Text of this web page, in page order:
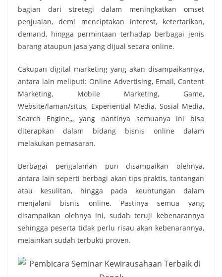
bagian dari stretegi dalam meningkatkan omset
penjualan, demi menciptakan interest, ketertarikan,
demand, hingga permintaan terhadap berbagai jenis
barang ataupun jasa yang dijual secara online.
Cakupan digital marketing yang akan disampaikannya,
antara lain meliputi: Online Advertising, Email, Content
Marketing, Mobile Marketing, Game,
Website/laman/situs, Experiential Media, Sosial Media,
Search Engine,,, yang nantinya semuanya ini bisa
diterapkan dalam bidang bisnis online dalam
melakukan pemasaran.
Berbagai pengalaman pun disampaikan olehnya,
antara lain seperti berbagi akan tips praktis, tantangan
atau kesulitan, hingga pada keuntungan dalam
menjalani bisnis online. Pastinya semua yang
disampaikan olehnya ini, sudah teruji kebenarannya
sehingga peserta tidak perlu risau akan kebenarannya,
melainkan sudah terbukti proven.